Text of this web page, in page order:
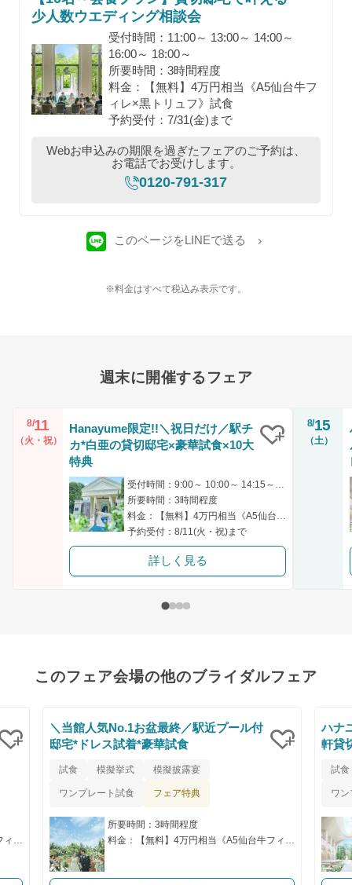
少人数ウエディング相談会
受付時間：11:00～ 13:00～ 14:00～
16:00～ 18:00～
所要時間：3時間程度
料金：【無料】4万円相当《A5仙台牛フ
ィレ×黒トリュフ》試食
予約受付：7/31(金)まで
Webお申込みの期限を過ぎたフェアのご予約は、
お電話でお受けします。
0120-791-317
このページをLINEで送る
※料金はすべて税込み表示です。
週末に開催するフェア
8/11
（火・祝）
Hanayume限定!!＼祝日だけ／駅チ
カ*白亜の貸切邸宅×豪華試食×10大
特典
所要時間：3時間程度
予約受付：8/11(火・祝)まで
詳しく見る
8/15
（土）
このフェア会場の他のブライダルフェア
＼当館人気No.1お盆最終／駅近プール付
邸宅*ドレス試着*豪華試食
試食 模擬挙式 模擬披露宴
ワンプレート試食 フェア特典
所要時間：3時間程度
ハナ
軒貸
試食
ワ